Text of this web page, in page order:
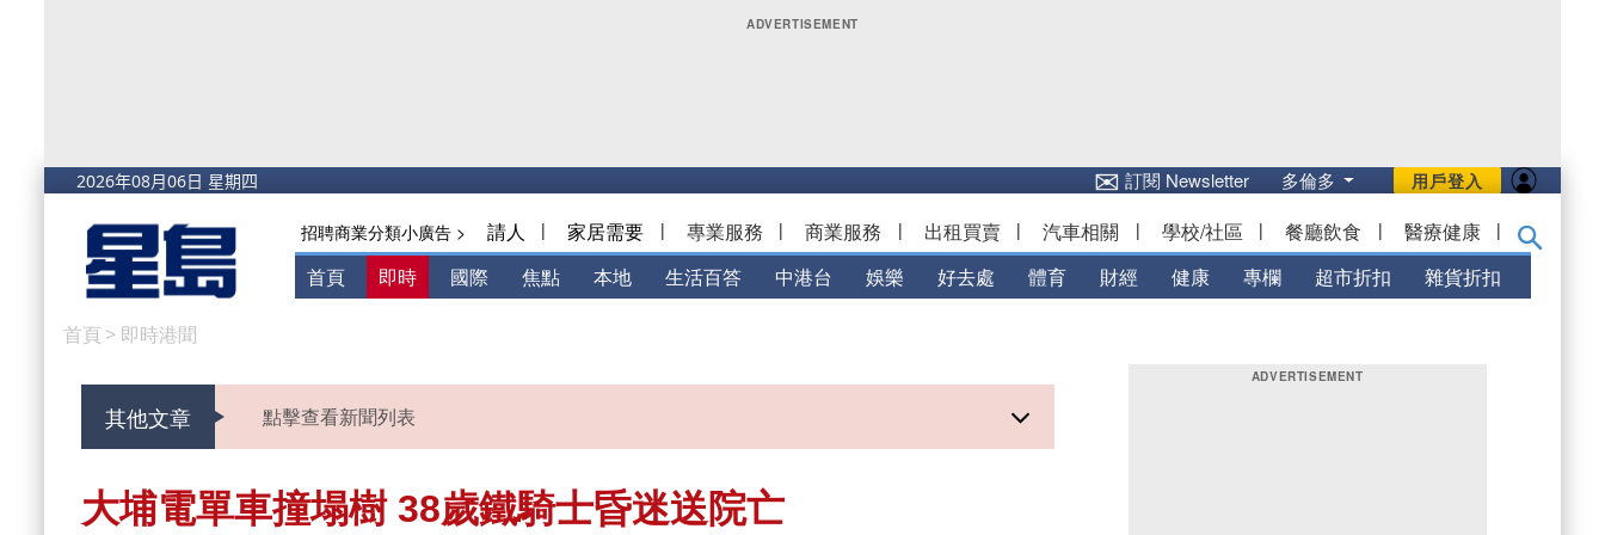
用戶登入
✉訂閱 Newsletter 多倫多
招聘商業分類小廣告 > 請人 | 家居需要 | 專業服務 | 商業服務 | 出租買賣 | 汽車相關 | 學校/社區 | 餐廳飲食 | 醫療健康 |
首頁 即時 國際 焦點 本地 生活百答 中港台 娛樂 好去處 體育 財經 健康 專欄 超市折扣 雜貨折扣
首頁 > 即時港聞
其他文章 點擊查看新聞列表
大埔電單車撞塌樹 38歲鐵騎士昏迷送院亡